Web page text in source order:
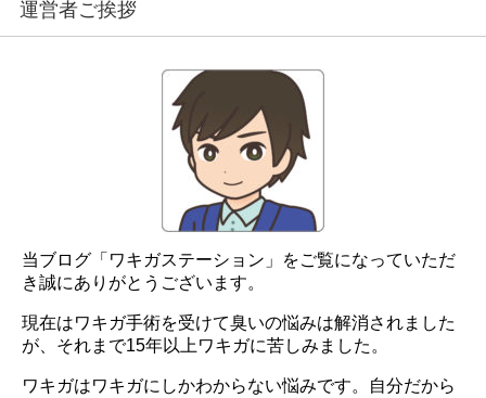
運営者ご挨拶
当ブログ「ワキガステーション」をご覧になっていただ
き誠にありがとうございます。
現在はワキガ手術を受けて臭いの悩みは解消されました
が、それまで15年以上ワキガに苦しみました。
ワキガはワキガにしかわからない悩みです。自分だから